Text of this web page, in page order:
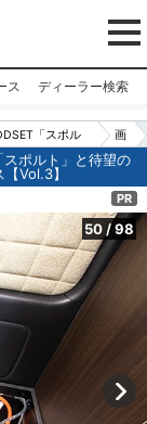
ス ディーラー検索
「スポル
」｜アルフレッ
画
像
N
o.5
0
ポルト」と待望の
Vol.3】
PR
50 /98